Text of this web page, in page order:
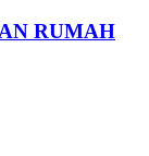
RUMAH